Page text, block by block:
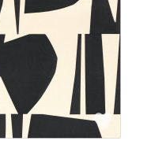
Rose
Rouge
Vert
Violet
Rose
Rouge
Vert
Violet